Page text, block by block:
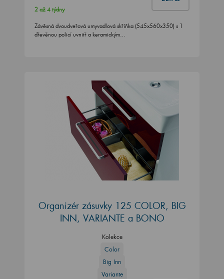
2 až 4 týdny
Závěsná dvoudveřová umyvadlová skříňka (545x560x350) s 1
dřevěnou policí uvnitř a keramickým…
Organizér zásuvky 125 COLOR, BIG
INN, VARIANTE a BONO
Kolekce
Color
Big Inn
Variante